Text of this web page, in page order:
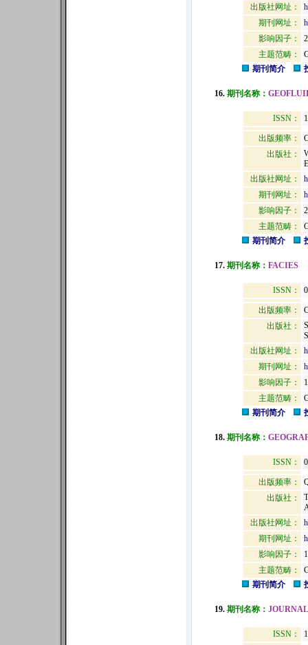
出版社网址：
期刊网址：
影响因子：
主题范畴：
期刊简介
16. 期刊名称：
ISSN：
出版频率：
出版社：
出版社网址：
期刊网址：
影响因子：
主题范畴：
期刊简介
17. 期刊名称： FACIES
ISSN：
出版频率：
出版社：
出版社网址：
期刊网址：
影响因子：
主题范畴：
期刊简介
18. 期刊名称：
ISSN：
出版频率：
出版社：
出版社网址：
期刊网址：
影响因子：
主题范畴：
期刊简介
19. 期刊名称：
ISSN：